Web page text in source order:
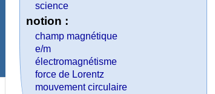
science
notion :
champ magnétique
e/m
électromagnétisme
force de Lorentz
mouvement circulaire